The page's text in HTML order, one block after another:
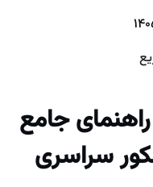
راهنمای جامع
سراسری